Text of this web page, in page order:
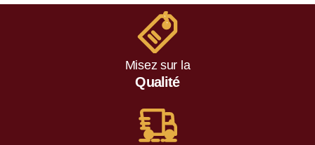
Misez sur la
Qualité